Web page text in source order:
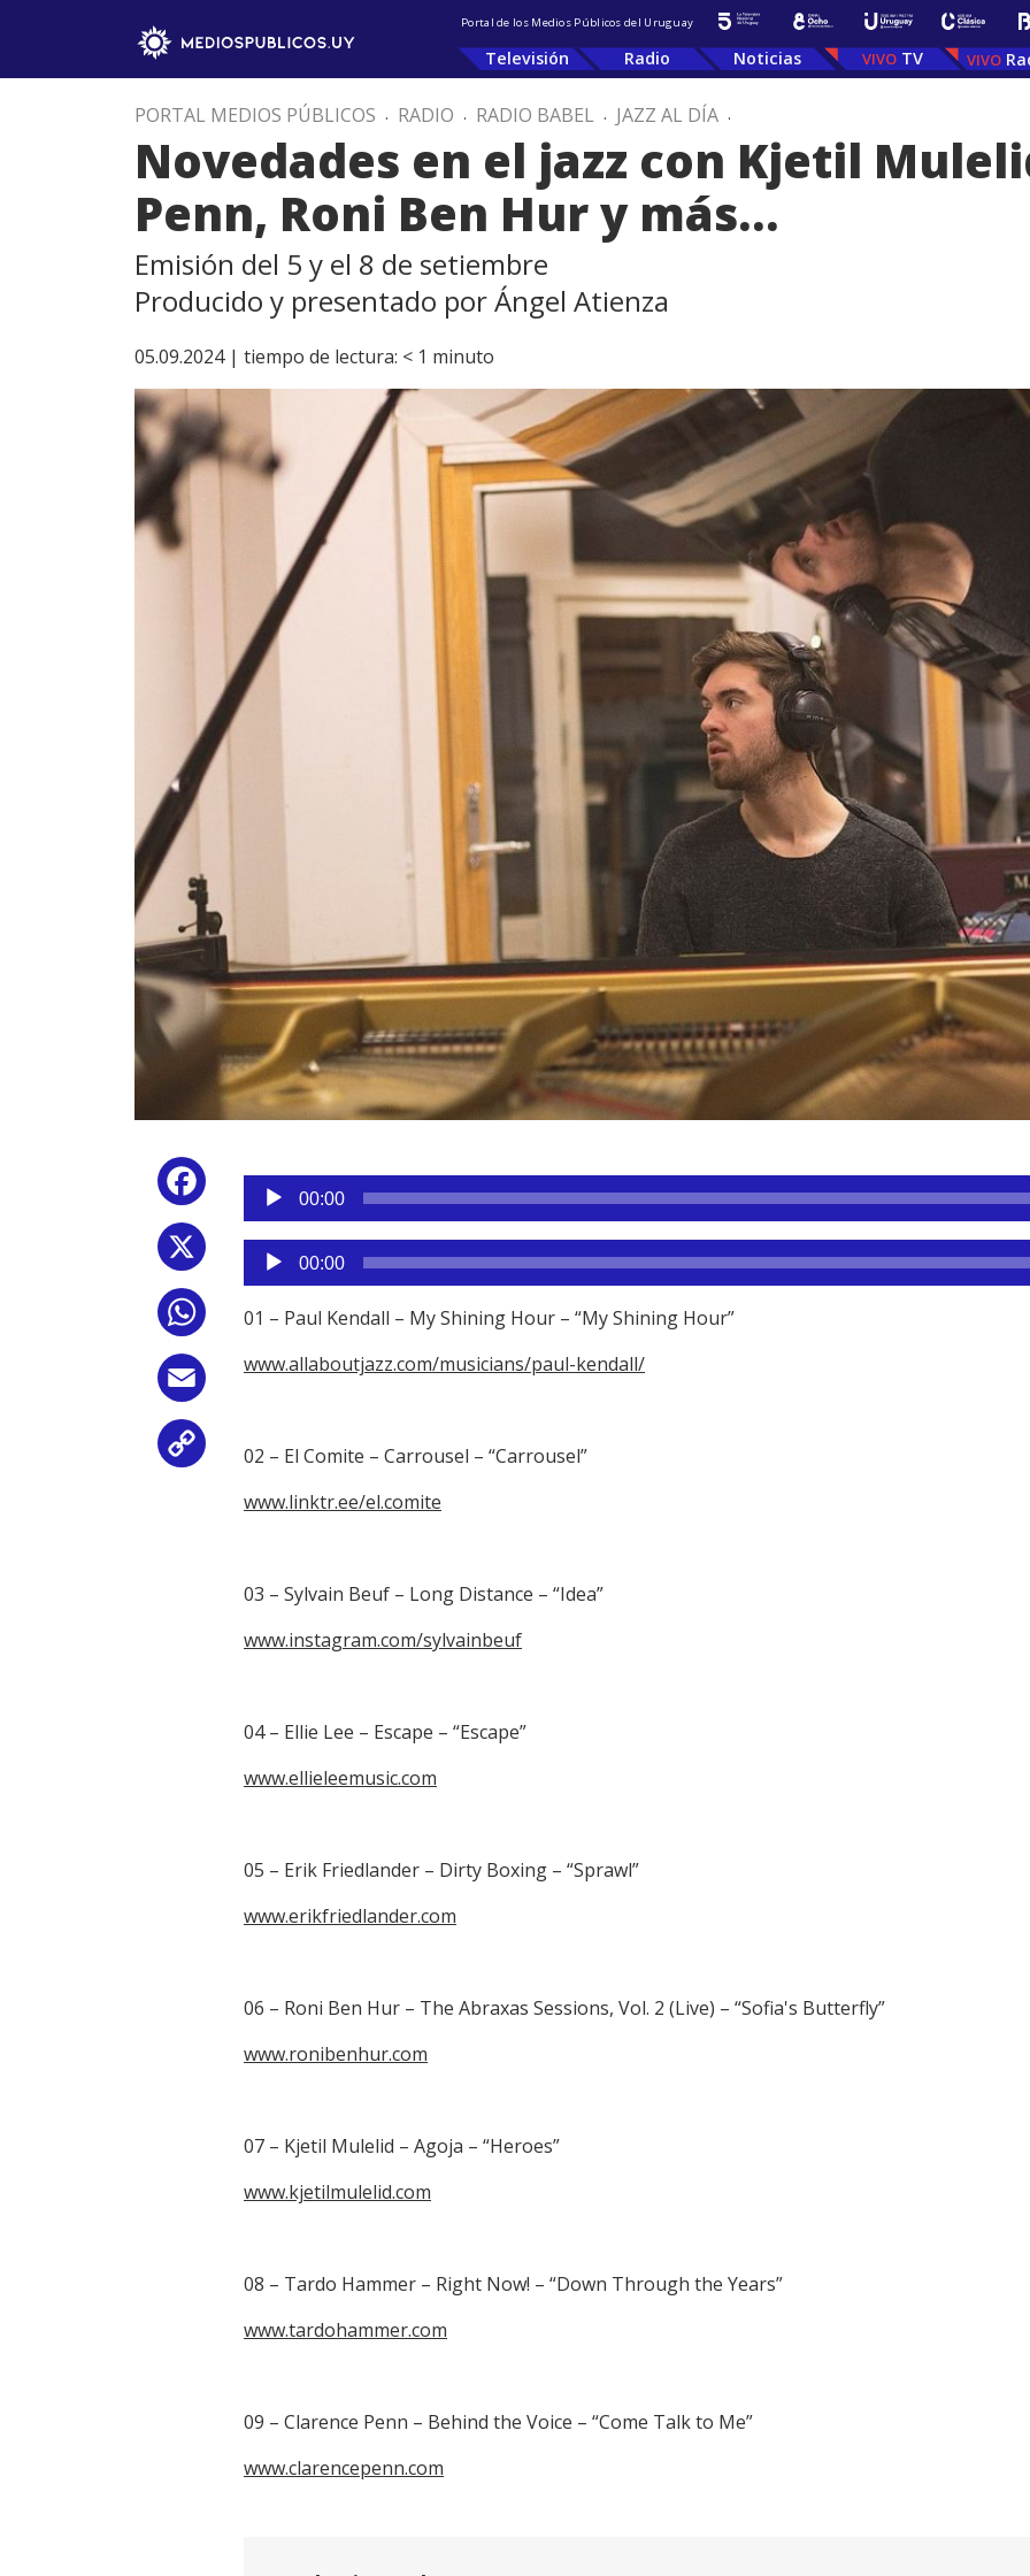
Portal de los Medios Públicos del Uruguay
Televisión Radio Noticias TV
PORTAL MEDIOS PÚBLICOS . RADIO . RADIO BABEL . JAZZ AL DÍA .
Novedades en el jazz con Kjetil
Penn, Roni Ben Hur y más…
Emisión del 5 y el 8 de setiembre
Producido y presentado por Ángel Atienza
05.09.2024 | tiempo de lectura: < 1 minuto
Facebook
WhatsApp
Email
Copy
Link
Reproductor
audio
00:00
Reproductor
de
audio
00:00
01 – Paul Kendall – My Shining Hour – “My Shining Hour”
www.allaboutjazz.com/musicians/paul-kendall/
02 – El Comite – Carrousel – “Carrousel”
www.linktr.ee/el.comite
03 – Sylvain Beuf – Long Distance – “Idea”
www.instagram.com/sylvainbeuf
04 – Ellie Lee – Escape – “Escape”
www.ellieleemusic.com
05 – Erik Friedlander – Dirty Boxing – “Sprawl”
www.erikfriedlander.com
06 – Roni Ben Hur – The Abraxas Sessions, Vol. 2 (Live) – “Sofia's Butterfly”
www.ronibenhur.com
07 – Kjetil Mulelid – Agoja – “Heroes”
www.kjetilmulelid.com
08 – Tardo Hammer – Right Now! – “Down Through the Years”
www.tardohammer.com
09 – Clarence Penn – Behind the Voice – “Come Talk to Me”
www.clarencepenn.com